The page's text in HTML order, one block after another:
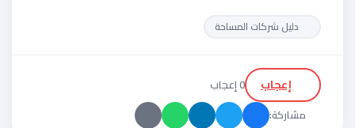
دليل شركات المساحة
إعجاب 0 إعجاب
مشاركة: